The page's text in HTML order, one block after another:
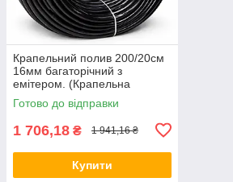
Крапельний полив 200/20см
16мм багаторічний з
емітером. (Крапельна
трубка).
Готово до відправки
1 706,18 ₴ 1 941,16 ₴
Купити